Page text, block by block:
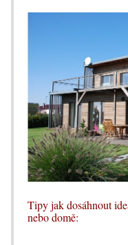
Tipy jak dosáhnout
nebo domě: